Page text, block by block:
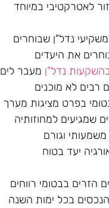
לאטרקטיבי במיוחד
נדל"ן שבוחרים
את היעדים
נדל"ןמעבר לים
רבים לא מוכנים
בפרט מציגות מערך
שמגיעים למחוזותיה
וגורם
יעד בטוח
הזרים בבטומי רווחים
בכל ימות השנה